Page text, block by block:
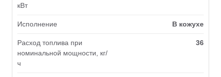
кВт
Исполнение В кожухе
Расход топлива при
номинальной мощности, кг/
ч
36